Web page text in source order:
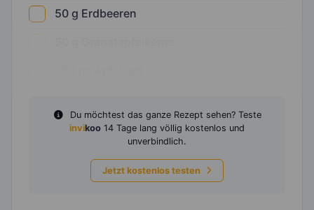
50 g Erdbeeren
Du möchtest das ganze Rezept sehen? Teste
invikoo 14 Tage lang völlig kostenlos und
unverbindlich.
Jetzt kostenlos testen